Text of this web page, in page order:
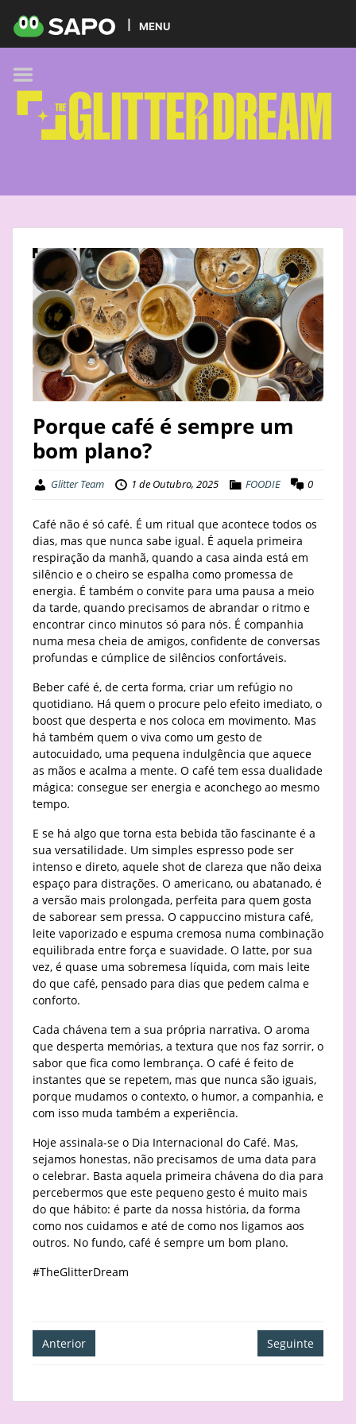
MENU
Porque café é sempre um
bom plano?
Glitter Team 1 de Outubro, 2025 FOODIE 0
Café não é só café. É um ritual que acontece todos os
dias, mas que nunca sabe igual. É aquela primeira
respiração da manhã, quando a casa ainda está em
silêncio e o cheiro se espalha como promessa de
energia. É também o convite para uma pausa a meio
da tarde, quando precisamos de abrandar o ritmo e
encontrar cinco minutos só para nós. É companhia
numa mesa cheia de amigos, confidente de conversas
profundas e cúmplice de silêncios confortáveis.
Beber café é, de certa forma, criar um refúgio no
quotidiano. Há quem o procure pelo efeito imediato, o
boost que desperta e nos coloca em movimento. Mas
há também quem o viva como um gesto de
autocuidado, uma pequena indulgência que aquece
as mãos e acalma a mente. O café tem essa dualidade
mágica: consegue ser energia e aconchego ao mesmo
tempo.
E se há algo que torna esta bebida tão fascinante é a
sua versatilidade. Um simples espresso pode ser
intenso e direto, aquele shot de clareza que não deixa
espaço para distrações. O americano, ou abatanado, é
a versão mais prolongada, perfeita para quem gosta
de saborear sem pressa. O cappuccino mistura café,
leite vaporizado e espuma cremosa numa combinação
equilibrada entre força e suavidade. O latte, por sua
vez, é quase uma sobremesa líquida, com mais leite
do que café, pensado para dias que pedem calma e
conforto.
Cada chávena tem a sua própria narrativa. O aroma
que desperta memórias, a textura que nos faz sorrir, o
sabor que fica como lembrança. O café é feito de
instantes que se repetem, mas que nunca são iguais,
porque mudamos o contexto, o humor, a companhia, e
com isso muda também a experiência.
Hoje assinala-se o Dia Internacional do Café. Mas,
sejamos honestas, não precisamos de uma data para
o celebrar. Basta aquela primeira chávena do dia para
percebermos que este pequeno gesto é muito mais
do que hábito: é parte da nossa história, da forma
como nos cuidamos e até de como nos ligamos aos
outros. No fundo, café é sempre um bom plano.
#TheGlitterDream
Navegação
de
Anterior Seguinte
HOME
PODCAST
GLITTER BRANDS
KIDS
TREND
BEAUTY
PETS
MUSIC
STAY
BUSINESS
ABOUT